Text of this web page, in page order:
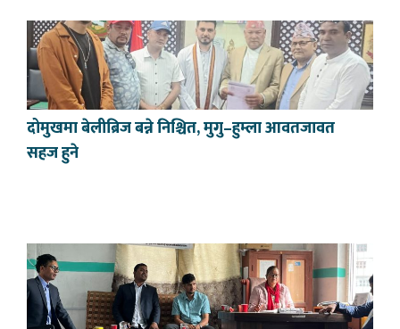
दोमुखमा बेलीब्रिज बन्ने निश्चित, मुगु–हुम्ला आवतजावत
सहज हुने